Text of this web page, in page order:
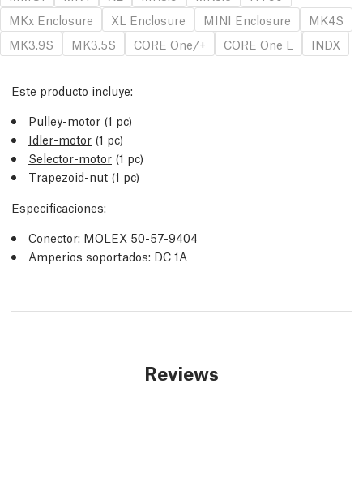
MKx Enclosure
XL Enclosure MINI Enclosure
MK4S
MK3.9S
MK3.5S CORE One/+ CORE One L INDX
Este producto incluye:
Pulley-motor (1 pc)
Idler-motor (1 pc)
Selector-motor (1 pc)
Trapezoid-nut (1 pc)
Especificaciones:
Conector: MOLEX 50-57-9404
Amperios soportados: DC 1A
Reviews